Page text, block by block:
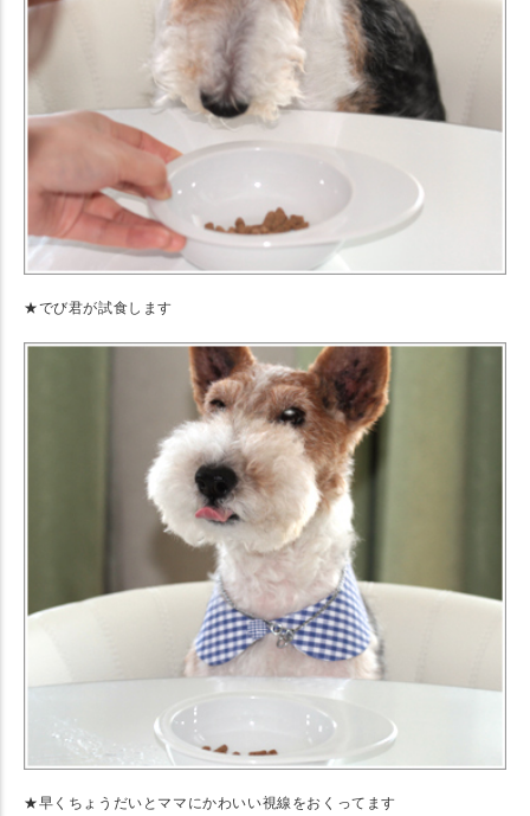
★でび君が試食します
★早くちょうだいとママにかわいい視線をおくってます